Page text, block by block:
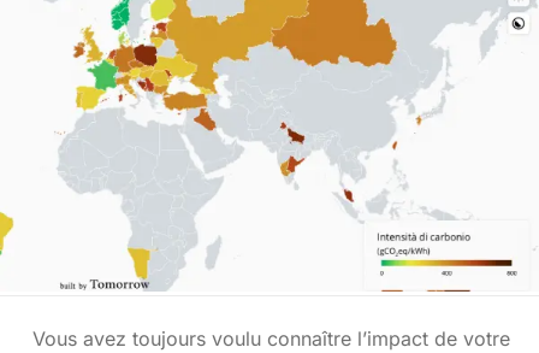
Vous avez toujours voulu connaître l’impact de votre